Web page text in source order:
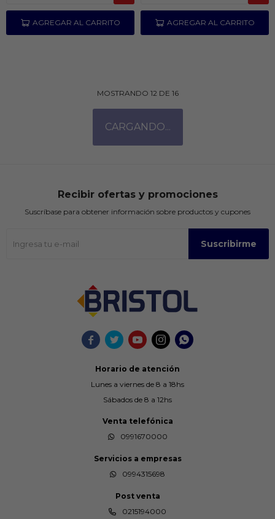
MOSTRANDO 12 DE 16
    
Horario de atención
Lunes a viernes de 8 a 18hs
Sábados de 8 a 12hs
Venta telefónica
0991670000
Servicios a empresas
0994315698
Post venta
0215194000
Recibir ofertas y promociones
Suscríbase para obtener información sobre productos y cupones
Suscribirme